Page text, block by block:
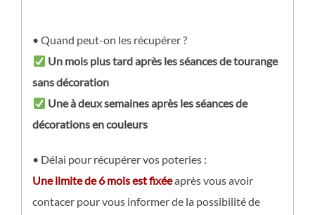
• Quand peut-on les récupérer ?
Un mois plus tardaprès les séances de tourange
sans décoration
Une à deux semaines après les séances de
décorations en couleurs
• Délai pour récupérer vos poteries :
Une limite de 6 mois est fixéeaprès vous avoir
contacer pour vous informer de la possibilité de